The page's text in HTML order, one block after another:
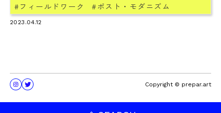
フィールドワーク
ポスト・モダニズム
リタ・アーウィン
徒歩旅行
東京学芸大学
2023.04.12
Copyright © prepar.art